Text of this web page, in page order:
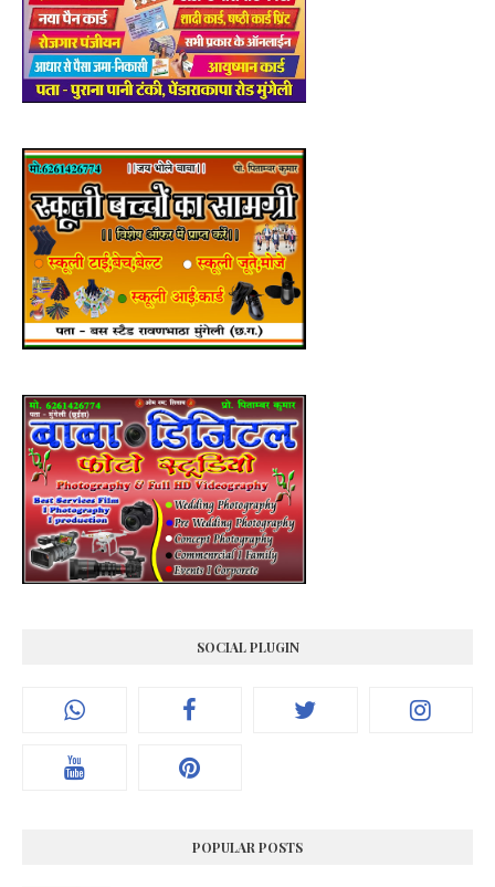
SOCIAL PLUGIN
POPULAR POSTS